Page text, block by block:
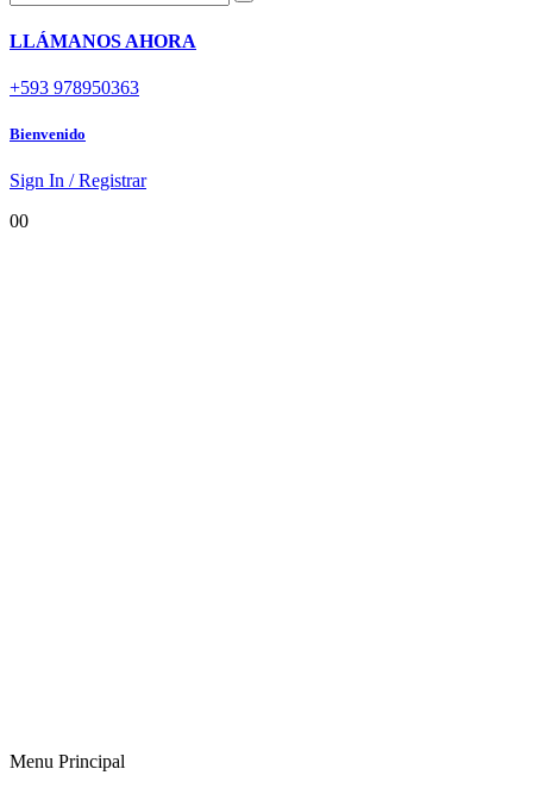
LLÁMANOS AHORA
+593 978950363
Bienvenido
Sign In / Registrar
00
Menu Principal